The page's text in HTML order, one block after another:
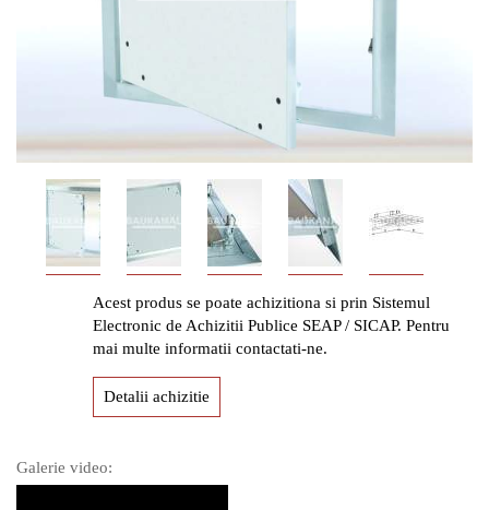
Acest produs se poate achizitiona si prin Sistemul
Electronic de Achizitii Publice SEAP / SICAP. Pentru
mai multe informatii contactati-ne.
Detalii achizitie
Galerie video: